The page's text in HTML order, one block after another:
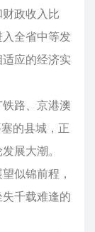
政收入比
入全省中等发
应的经济实
路、京港澳
的县城，正
展大潮。
似锦前程，
千载难逢的